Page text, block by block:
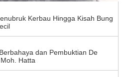
Kerbau Hingga Kisah Bung
dan Pembuktian De
Hatta